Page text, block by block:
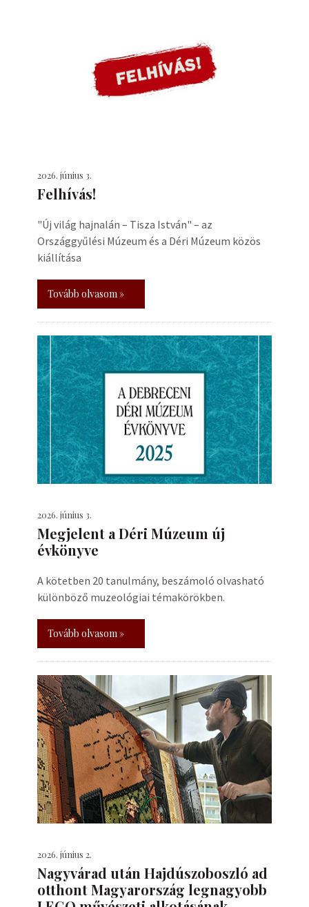
2026. június 3.
Felhívás!
"Új világ hajnalán – Tisza István" – az
Országgyűlési Múzeum és a Déri Múzeum közös
kiállítása
Tovább olvasom »
2026. június 3.
Megjelent a Déri Múzeum új
évkönyve
A kötetben 20 tanulmány, beszámoló olvasható
különböző muzeológiai témakörökben.
Tovább olvasom »
2026. június 2.
Nagyvárad után Hajdúszoboszló ad
otthont Magyarország legnagyobb